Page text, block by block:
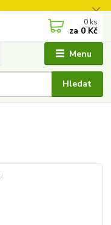
Menu
Hledat
0 ks
za 0 Kč